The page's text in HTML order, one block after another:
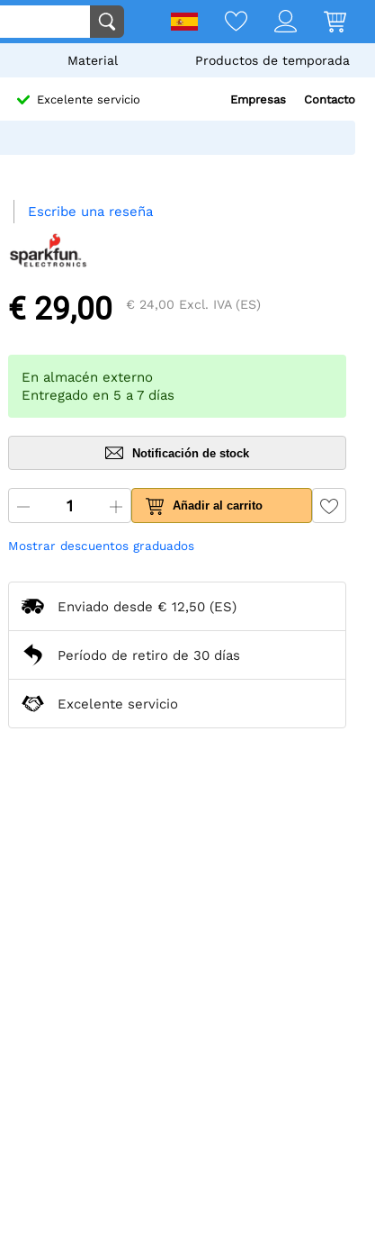
Material Productos de temporada
Excelente servicio Empresas Contacto
Escribe una reseña
€ 29,00 € 24,00 Excl. IVA (ES)
En almacén externo
Entregado en 5 a 7 días
Notificación de stock
Añadir al carrito
Mostrar descuentos graduados
Enviado desde € 12,50 (ES)
Período de retiro de 30 días
Excelente servicio